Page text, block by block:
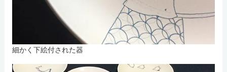
細かく下絵付された器